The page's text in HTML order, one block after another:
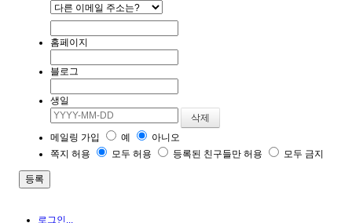
홈페이지
블로그
생일
메일링 가입 예
아니오
쪽지 허용
모두 허용 등록된 친구들만 허용 모두 금지
로그인...